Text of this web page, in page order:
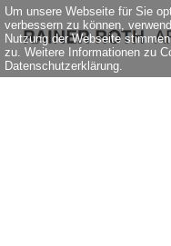
Um unsere Webseite für Sie
verbessern zu können,
Nutzung der Webseite
zu. Weitere Informationen zu
Datenschutzerklärung.